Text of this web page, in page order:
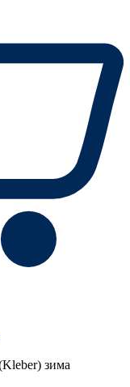
зима